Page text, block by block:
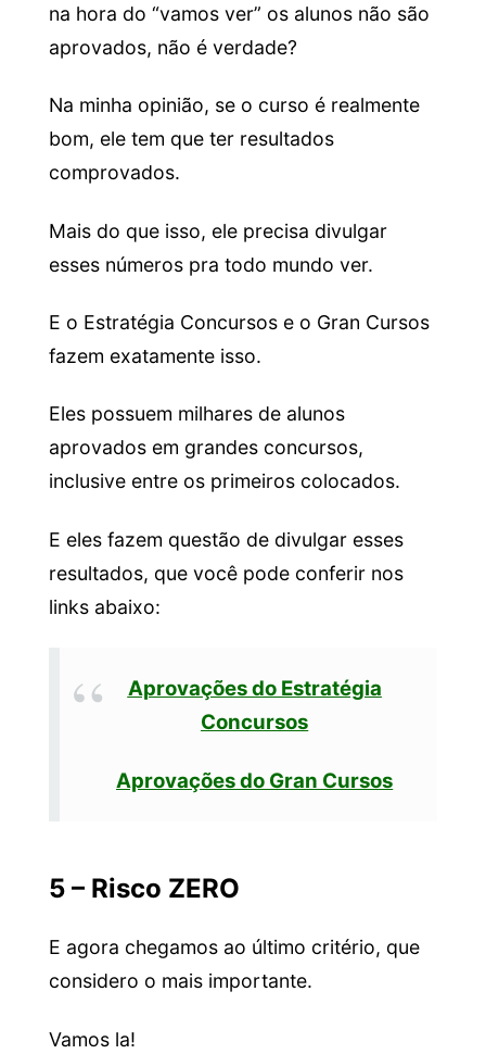
na hora do “vamos ver” os alunos não são
aprovados, não é verdade?
Na minha opinião, se o curso é realmente
bom, ele tem que ter resultados
comprovados.
Mais do que isso, ele precisa divulgar
esses números pra todo mundo ver.
E o Estratégia Concursos e o Gran Cursos
fazem exatamente isso.
Eles possuem milhares de alunos
aprovados em grandes concursos,
inclusive entre os primeiros colocados.
E eles fazem questão de divulgar esses
resultados, que você pode conferir nos
links abaixo:
Aprovações do Estratégia
Concursos
Aprovações do Gran Cursos
5 – Risco ZERO
E agora chegamos ao último critério, que
considero o mais importante.
Vamos la!